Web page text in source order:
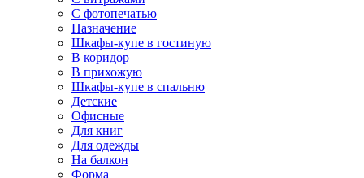
С фотопечатью
Назначение
Шкафы-купе в гостиную
В коридор
В прихожую
Шкафы-купе в спальню
Детские
Офисные
Для книг
Для одежды
На балкон
Форма